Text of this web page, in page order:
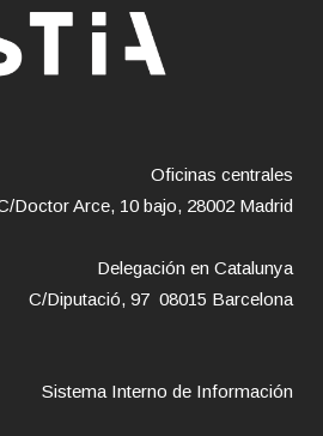
Oficinas centrales
Doctor Arce, 10 bajo, 28002 Madrid
Delegación en Catalunya
C/Diputació, 97 08015 Barcelona
Sistema Interno de Información